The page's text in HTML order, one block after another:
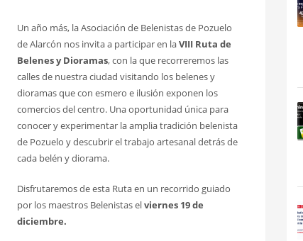
Un año más, la Asociación de Belenistas de Pozuelo
de Alarcón nos invita a participar en laVIII Ruta de
Belenes y Dioramas, con la que recorreremos las
calles de nuestra ciudad visitando los belenes y
dioramas que con esmero e ilusión exponen los
comercios del centro. Una oportunidad única para
conocer y experimentar la amplia tradición belenista
de Pozuelo y descubrir el trabajo artesanal detrás de
cada belén y diorama.
Disfrutaremos de esta Ruta en un recorrido guiado
por los maestros Belenistas elviernes 19 de
diciembre.